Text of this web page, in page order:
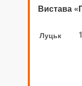
Вистава
Луцьк